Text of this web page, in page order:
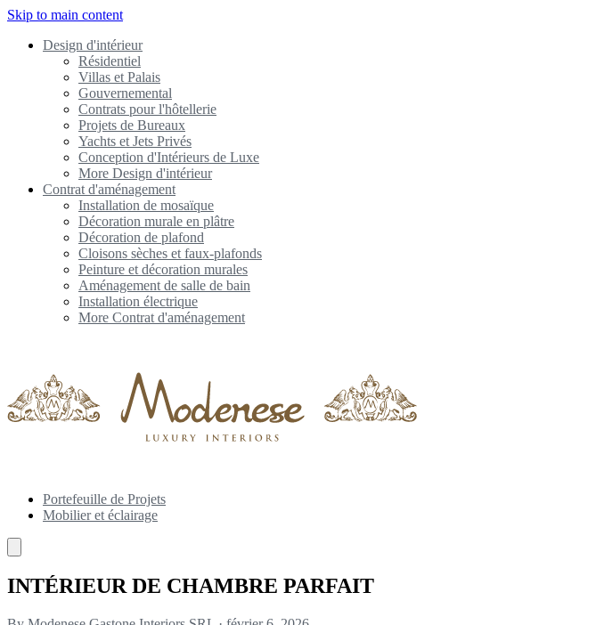
Skip to main content
Design d'intérieur
Résidentiel
Villas et Palais
Gouvernemental
Contrats pour l'hôtellerie
Projets de Bureaux
Yachts et Jets Privés
Conception d'Intérieurs de Luxe
More Design d'intérieur
Contrat d'aménagement
Installation de mosaïque
Décoration murale en plâtre
Décoration de plafond
Cloisons sèches et faux-plafonds
Peinture et décoration murales
Aménagement de salle de bain
Installation électrique
More Contrat d'aménagement
Portefeuille de Projets
Mobilier et éclairage
INTÉRIEUR DE CHAMBRE PARFAIT